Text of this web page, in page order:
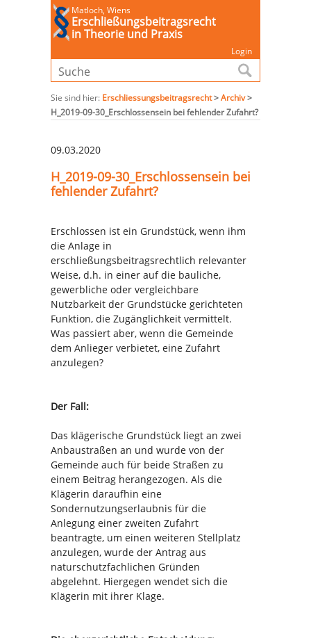
Matloch, Wiens
Erschließungsbeitragsrecht
in Theorie und Praxis
Login
Sie sind hier: Erschliessungsbeitragsrecht>Archiv>
H_2019-09-30_Erschlossensein bei fehlender Zufahrt?
09.03.2020
H_2019-09-30_Erschlossensein bei
fehlender Zufahrt?
Erschlossen ist ein Grundstück, wenn ihm
die Anlage in
erschließungsbeitragsrechtlich relevanter
Weise, d.h. in einer auf die bauliche,
gewerbliche oder vergleichbare
Nutzbarkeit der Grundstücke gerichteten
Funktion, die Zugänglichkeit vermittelt.
Was passiert aber, wenn die Gemeinde
dem Anlieger verbietet, eine Zufahrt
anzulegen?
Der Fall:
Das klägerische Grundstück liegt an zwei
Anbaustraßen an und wurde von der
Gemeinde auch für beide Straßen zu
einem Beitrag herangezogen. Als die
Klägerin daraufhin eine
Sondernutzungserlaubnis für die
Anlegung einer zweiten Zufahrt
beantragte, um einen weiteren Stellplatz
anzulegen, wurde der Antrag aus
naturschutzfachlichen Gründen
abgelehnt. Hiergegen wendet sich die
Klägerin mit ihrer Klage.